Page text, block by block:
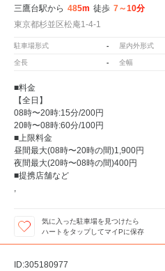
三鷹台駅から 485m 徒歩 7～10分
東京都杉並区松庵1-4-1
駐車場形式 - 屋内外形式
全長 - 全幅
■料金
【全日】
08時〜20時:15分/200円
20時〜08時:60分/100円
■上限料金
昼間最大(08時〜20時の間)1,900円
夜間最大(20時〜08時の間)400円
■提携店舗など
,
気に入った駐車場を見つけたら
ハートをタップしてマイPに保存
ID:305180977